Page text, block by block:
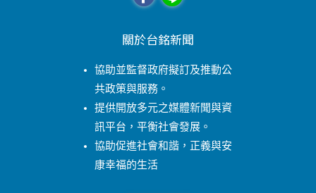
關於台銘新聞
協助並監督政府擬訂及推動公
共政策與服務。
提供開放多元之媒體新聞與資
訊平台，平衡社會發展。
協助促進社會和諧，正義與安
康幸福的生活